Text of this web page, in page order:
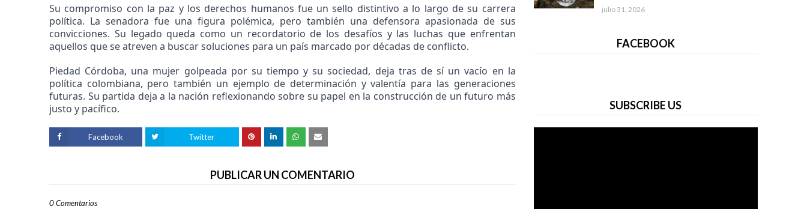
Su compromiso con la paz y los derechos humanos fue un sello distintivo a lo largo de su carrera
política. La senadora fue una figura polémica, pero también una defensora apasionada de sus
convicciones. Su legado queda como un recordatorio de los desafíos y las luchas que enfrentan
aquellos que se atreven a buscar soluciones para un país marcado por décadas de conflicto.
Piedad Córdoba, una mujer golpeada por su tiempo y su sociedad, deja tras de sí un vacío en la
política colombiana, pero también un ejemplo de determinación y valentía para las generaciones
futuras. Su partida deja a la nación reflexionando sobre su papel en la construcción de un futuro más
justo y pacífico.
Facebook Twitter
PUBLICAR UN COMENTARIO
0 Comentarios
julio 31, 2026
FACEBOOK
SUBSCRIBE US